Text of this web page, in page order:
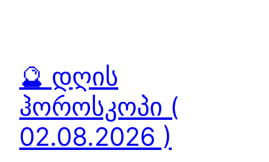
🔮 დღის
ჰოროსკოპი (
02.08.2026 )